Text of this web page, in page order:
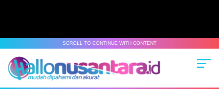
SCROLL TO CONTINUE WITH CONTENT